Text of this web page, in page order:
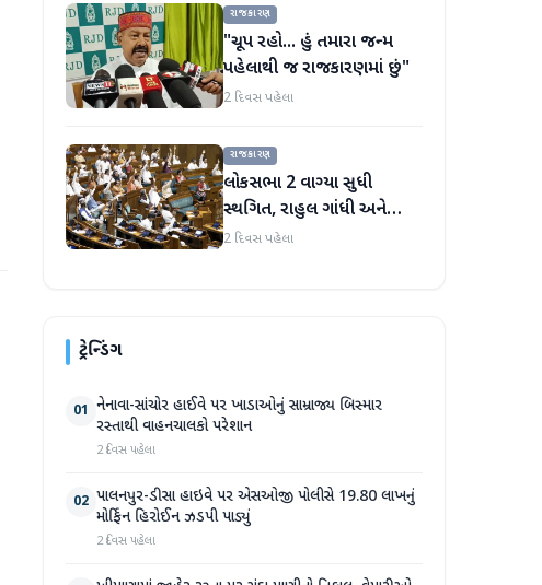
રાજકારણ
"ચૂપ રહો... હું તમારા જન્મ
પહેલાથી જ રાજકારણમાં છું"
2 દિવસ પહેલા
રાજકારણ
લોકસભા 2 વાગ્યા સુધી
સ્થગિત, રાહુલ ગાંધી અને
કિરેન રિજિજુની મુલાકાત,
2 દિવસ પહેલા
ટ્રેન્ડિંગ
01 નેનાવા-સાંચોર હાઈવે પર ખાડાઓનું સામ્રાજ્ય બિસ્માર
રસ્તાથી વાહનચાલકો પરેશાન
2 દિવસ પહેલા
02 પાલનપુર-ડીસા હાઇવે પર એસઓજી પોલીસે 19.80 લાખનું
મોર્ફિન હિરોઈન ઝડપી પાડ્યું
2 દિવસ પહેલા